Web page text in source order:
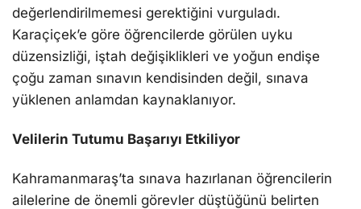
değerlendirilmemesi gerektiğini vurguladı.
Karaçiçek’e göre öğrencilerde görülen uyku
düzensizliği, iştah değişiklikleri ve yoğun endişe
çoğu zaman sınavın kendisinden değil, sınava
yüklenen anlamdan kaynaklanıyor.
Velilerin Tutumu Başarıyı Etkiliyor
Kahramanmaraş’ta sınava hazırlanan öğrencilerin
ailelerine de önemli görevler düştüğünü belirten